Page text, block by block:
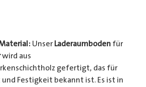
Unser Laderaumbodenfür
wird aus
gefertigt, das für
Festigkeit bekannt ist. Es ist in